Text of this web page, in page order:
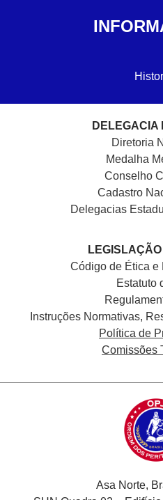
DELEGACIA
Diretoria
Medalha
Conselho
Cadastro
Delegacias
Código de Ética e
Estatuto
Instruções Normativas,
Política de
Comissões
Asa Norte,